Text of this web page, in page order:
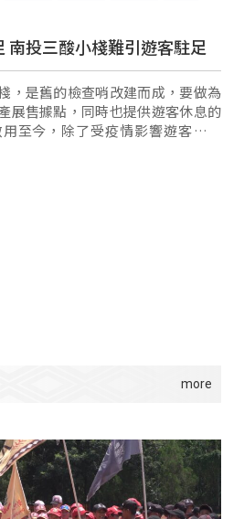
南投三酸小棧難引遊客駐足
，是舊的檢查哨改建而成，要做為
展售據點，同時也提供遊客休息的
至今，除了受疫情影響遊客不多
也很難讓遊客駐足停留。